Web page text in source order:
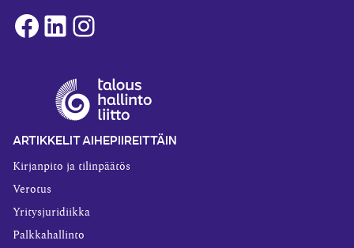
Facebook
LinkedInInstagram
ARTIKKELIT AIHEPIIREITTÄIN
Kirjanpito ja tilinpäätös
Verotus
Yritysjuridiikka
Palkkahallinto